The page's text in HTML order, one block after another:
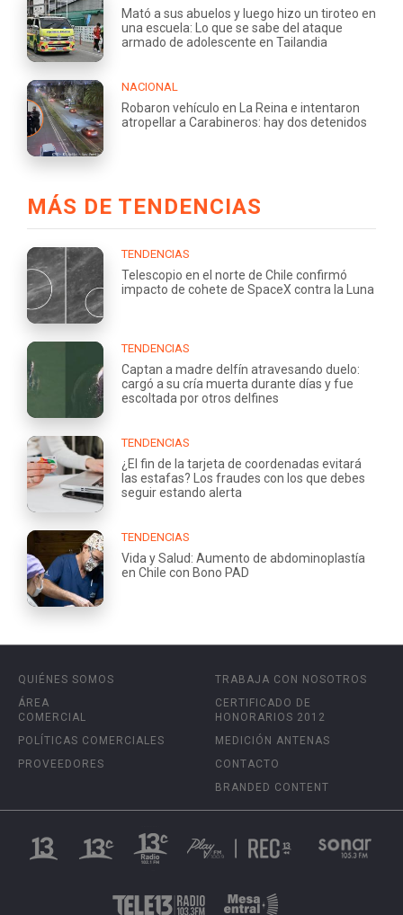
Mató a sus abuelos y luego hizo un tiroteo en
una escuela: Lo que se sabe del ataque
armado de adolescente en Tailandia
NACIONAL
Robaron vehículo en La Reina e intentaron
atropellar a Carabineros: hay dos detenidos
MÁS DE TENDENCIAS
TENDENCIAS
Telescopio en el norte de Chile confirmó
impacto de cohete de SpaceX contra la Luna
TENDENCIAS
Captan a madre delfín atravesando duelo:
cargó a su cría muerta durante días y fue
escoltada por otros delfines
TENDENCIAS
¿El fin de la tarjeta de coordenadas evitará
las estafas? Los fraudes con los que debes
seguir estando alerta
TENDENCIAS
Vida y Salud: Aumento de abdominoplastía
en Chile con Bono PAD
QUIÉNES SOMOS
ÁREA
COMERCIAL
POLÍTICAS COMERCIALES
PROVEEDORES
TRABAJA CON NOSOTROS
CERTIFICADO DE
HONORARIOS 2012
MEDICIÓN ANTENAS
CONTACTO
BRANDED CONTENT